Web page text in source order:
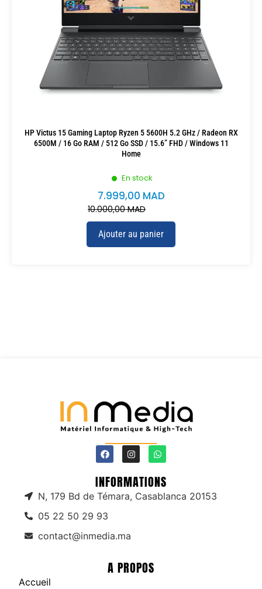
En stock
HP Victus 15 Gaming Laptop Ryzen 5 5600H 5.2 GHz / Radeon RX
6500M / 16 Go RAM / 512 Go SSD / 15.6” FHD / Windows 11
Home
10.000,00MAD
7.999,00 MAD
Ajouter au panier
INFORMATIONS
N, 179 Bd de Témara, Casablanca 20153
05 22 50 29 93
contact@inmedia.ma
A PROPOS
Accueil